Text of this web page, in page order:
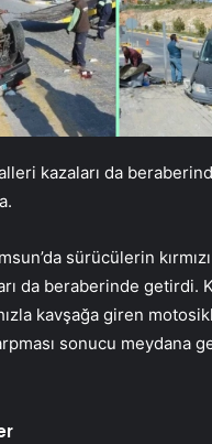
kazaları da
sürücülerin
da beraberinde getirdi.
kavşağa giren
sonucu meydana